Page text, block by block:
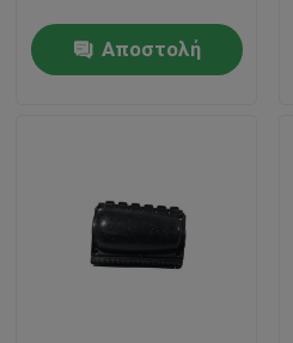
Σπίτι
Περίπου εμείς
Αποστολή